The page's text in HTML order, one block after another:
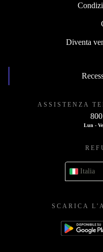
Diventa
ASSISTENZA
Lun -
Italia
SCARICA